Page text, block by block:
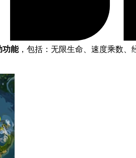
功能，包括：无限生命、速度乘数、